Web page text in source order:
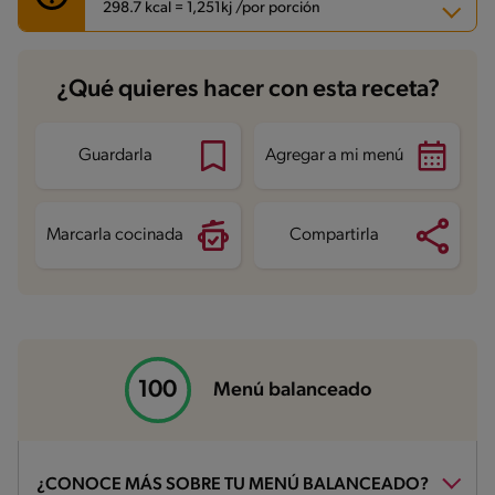
298.7 kcal = 1,251kj /por porción
Carbohidratos 38.7 g
Energía 298.7 kcal
Proteína
Grasas saturadas 3.1 g
¿Qué quieres hacer con esta receta?
Guardarla Agregar a mi menú
Marcarla cocinada Compartirla
Menú balanceado
¿CONOCE MÁS SOBRE TU MENÚ BALANCEADO?